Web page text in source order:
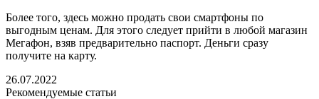
Более того, здесь можно продать свои смартфоны по
выгодным ценам. Для этого следует прийти в любой магазин
Мегафон, взяв предварительно паспорт. Деньги сразу
получите на карту.
26.07.2022
Рекомендуемые статьи